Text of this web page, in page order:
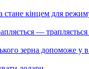
стане кінцем для
— трапляється
зерна допоможе у